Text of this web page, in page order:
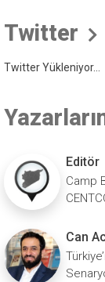
Twitter
Twitter Yükleniyor...
Editör
Camp
Can